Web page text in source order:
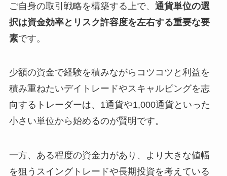
ご自身の取引戦略を構築する上で、 通貨単位の選
択は資金効率とリスク許容度を左右する重要な要
素です。
少額の資金で経験を積みながらコツコツと利益を
積み重ねたいデイトレードやスキャルピングを志
向するトレーダーは、1通貨や1,000通貨といった
小さい単位から始めるのが賢明です。
一方、ある程度の資金力があり、より大きな値幅
を狙うスイングトレードや長期投資を考えている